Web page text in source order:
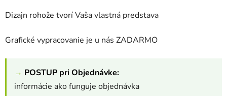
Dizajn rohože tvorí Vaša vlastná predstava
Grafické vypracovanie je u nás ZADARMO
→ POSTUP pri Objednávke:
informácie ako funguje objednávka